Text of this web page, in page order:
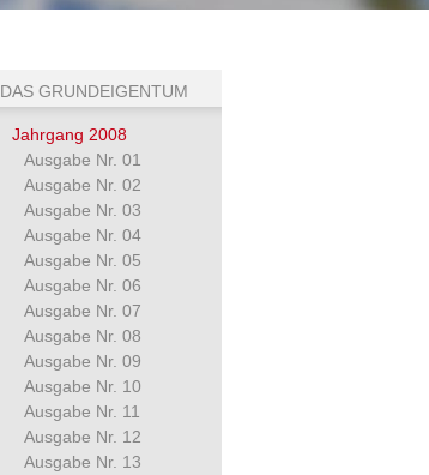
DAS GRUNDEIGENTUM
Jahrgang 2008
Ausgabe Nr. 01
Ausgabe Nr. 02
Ausgabe Nr. 03
Ausgabe Nr. 04
Ausgabe Nr. 05
Ausgabe Nr. 06
Ausgabe Nr. 07
Ausgabe Nr. 08
Ausgabe Nr. 09
Ausgabe Nr. 10
Ausgabe Nr. 11
Ausgabe Nr. 12
Ausgabe Nr. 13